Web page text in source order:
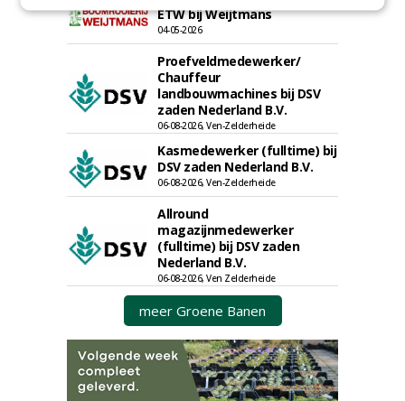
ETW bij Weijtmans
04-05-2026
Proefveldmedewerker/
Chauffeur
landbouwmachines bij DSV
zaden Nederland B.V.
06-08-2026, Ven-Zelderheide
Kasmedewerker (fulltime) bij
DSV zaden Nederland B.V.
06-08-2026, Ven-Zelderheide
Allround
magazijnmedewerker
(fulltime) bij DSV zaden
Nederland B.V.
06-08-2026, Ven Zelderheide
meer Groene Banen